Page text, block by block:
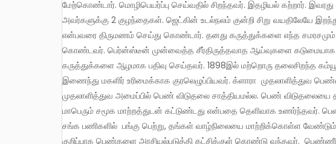
மேற்கொண்டார். மொழிபெயர்ப்பு செய்வதில் சிறந்தவர். இதழியல் கற்றார்.
அவர்களுக்கு 2 குழந்தைகள். ஜெட்கின் உடல்நலம் குன்றி சிறு வயதிலேயே
என்பவரை திருமணம் செய்து கொண்டார். தனது கருத்துக்களை எந்த
கொண்டவர். பெர்ன்ஸ்டீன் முன்வைத்த சீர்திருத்தவாத ஆய்வுகளை கடுமையாக
கருத்துக்களை ஆழமாக பதிவு செய்தவர். 1898இல் மற்றொரு தலைசிறந்த
இணைந்து மகளிர் உரிமைக்காக குரலெழுப்பியவர். க்ளாரா முதலாளித்துவ
முதலாளித்துவ அமைப்பில் பெண் விடுதலை சாத்தியமல்ல. பெண் விடுதலையை
மாபெரும் சமூக மாற்றத்துடன் கட்டுண்டது என்பதை தெளிவாக உணர்ந்தவர்.
சங்க பணிகளில் பங்கு பெற்று, தங்கள் வாழ்நிலையை மாற்றிக்கொள்ள
குறிப்பாக பெண்களை அரசியல்படுத்தி கட்சிக்குள் கொண்டு வந்தவர்.